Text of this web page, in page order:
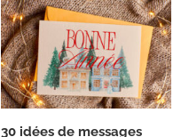
30 idées de messages